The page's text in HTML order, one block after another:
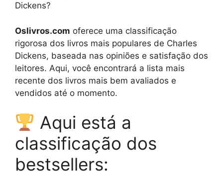
Dickens?
Oslivros.com oferece uma classificação
rigorosa dos livros mais populares de Charles
Dickens, baseada nas opiniões e satisfação dos
leitores. Aqui, você encontrará a lista mais
recente dos livros mais bem avaliados e
vendidos até o momento.
Aqui está a
classificação dos
bestsellers: